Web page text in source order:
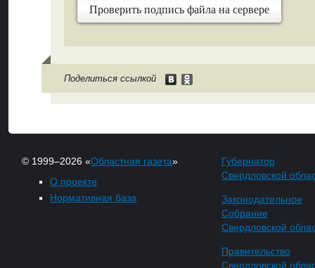
Проверить подпись файла на сервере
Поделиться ссылкой
© 1999–2026 «Областная газета»
О проекте
Нормативная база
Губернатор
Свердловской
Законодательное
Собрание
Свердловской
Правительство
Свердловской